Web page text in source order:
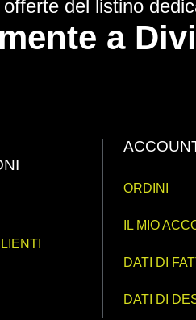
del listino
a
ORDINI
IL MIO
DATI DI
DATI DI